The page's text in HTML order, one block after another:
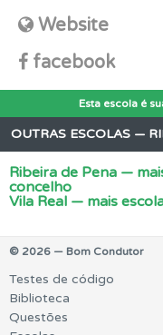
Website
facebook
Esta escola é
OUTRAS ESCOLAS —
Ribeira de Pena —
concelho
Vila Real — mais
© 2026 — Bom Condutor
Testes de código
Biblioteca
Questões